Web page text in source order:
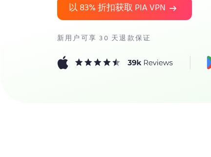
以83%折扣获取 PIA VPN
新用户可享 30 天退款保证